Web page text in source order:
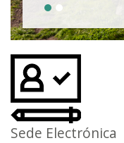
Sede Electrónica